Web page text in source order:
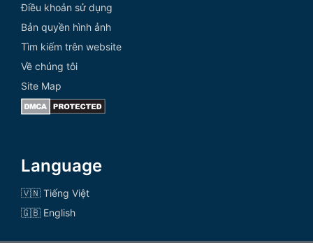
Điều khoản sử dụng
Bản quyền hình ảnh
Tìm kiếm trên website
Về chúng tôi
Site Map
Language
🇻🇳 Tiếng Việt
🇬🇧 English